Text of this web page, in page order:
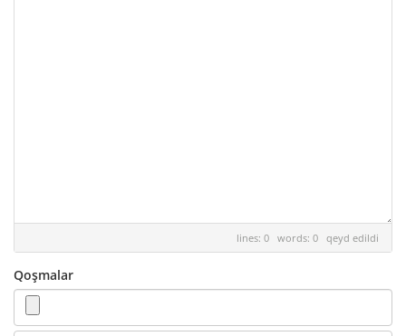
lines: 0 words: 0 qeyd edildi
Qoşmalar